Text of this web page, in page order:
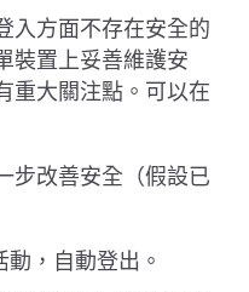
入方面不存在安全的
裝置上妥善維護安
重大關注點。可以在
步改善安全（假設已
，自動登出。